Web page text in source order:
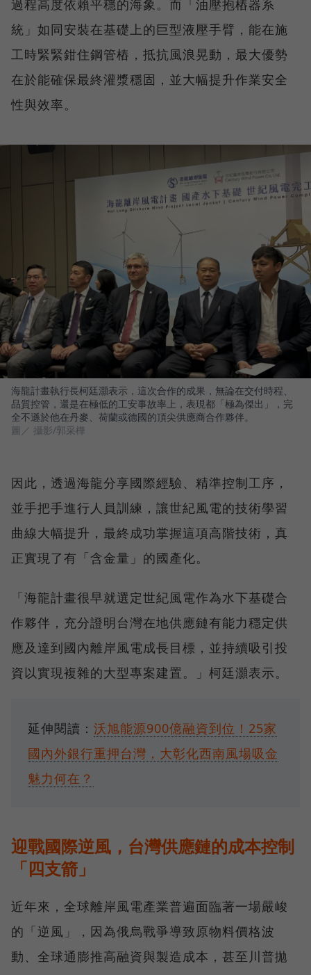
過程高度依賴平穩的海象。而「油壓抱樁器系
統」如同安裝在基礎上的巨型液壓手臂，能在施
工時緊緊鉗住鋼管樁，抵抗風浪晃動，最大優勢
在於能確保最終灌漿穩固，並大幅提升作業安全
性與效率。
海龍計畫執行長柯廷灝表示，這次合作的成果，無論在交付時程、
品質控管，還是在極低的工安事故率上，表現都「極為傑出」，完
全不遜於他在丹麥、荷蘭或德國的頂尖供應商合作夥伴。
圖／ 攝影/郭采樺
因此，透過海龍分享國際經驗、精準控制工序，
並手把手進行人員訓練，讓世紀風電的技術學習
曲線大幅提升，最終成功掌握這項高階技術，真
正實現了有「含金量」的國產化。
「海龍計畫很早就選定世紀風電作為水下基礎合
作夥伴，充分證明台灣在地供應鏈有能力穩定供
應及達到國內離岸風電成長目標，並持續吸引投
資以實現複雜的大型專案建置。」柯廷灝表示。
延伸閱讀： 沃旭能源900億融資到位！25家
國內外銀行重押台灣，大彰化西南風場吸金
魅力何在？
迎戰國際逆風，台灣供應鏈的成本控制
「四支箭」
近年來，全球離岸風電產業普遍面臨著一場嚴峻
的「逆風」，因為俄烏戰爭導致原物料價格波
動、全球通膨推高融資與製造成本，甚至川普拋